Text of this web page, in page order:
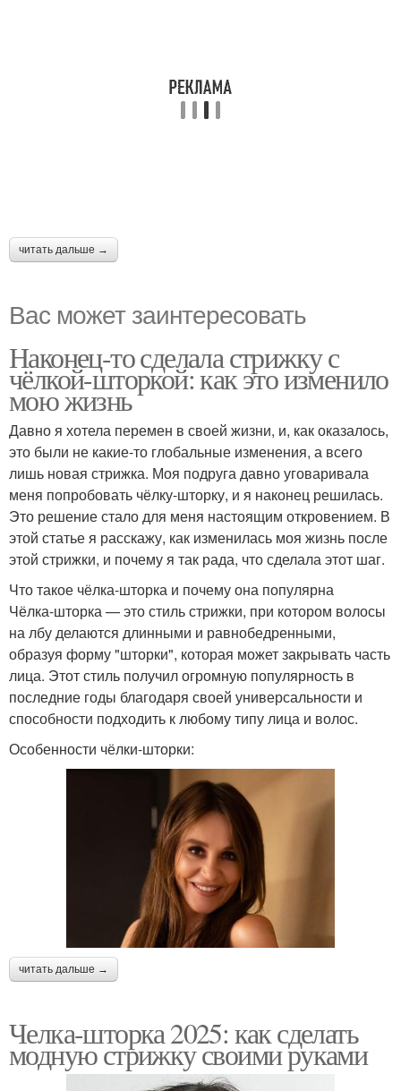
читать дальше →
Вас может заинтересовать
Наконец-то сделала стрижку с
чёлкой-шторкой: как это изменило
мою жизнь
Давно я хотела перемен в своей жизни, и, как оказалось,
это были не какие-то глобальные изменения, а всего
лишь новая стрижка. Моя подруга давно уговаривала
меня попробовать чёлку-шторку, и я наконец решилась.
Это решение стало для меня настоящим откровением. В
этой статье я расскажу, как изменилась моя жизнь после
этой стрижки, и почему я так рада, что сделала этот шаг.
Что такое чёлка-шторка и почему она популярна
Чёлка-шторка — это стиль стрижки, при котором волосы
на лбу делаются длинными и равнобедренными,
образуя форму "шторки", которая может закрывать часть
лица. Этот стиль получил огромную популярность в
последние годы благодаря своей универсальности и
способности подходить к любому типу лица и волос.
Особенности чёлки-шторки:
читать дальше →
Челка-шторка 2025: как сделать
модную стрижку своими руками